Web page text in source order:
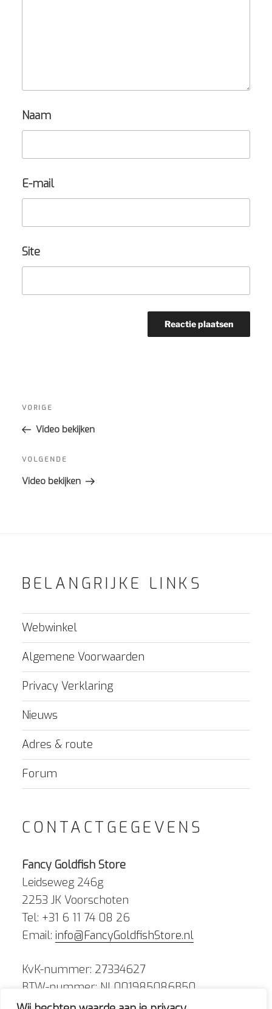
Naam
E-mail
Site
navigatie
Vorig
bericht
VORIGE
Video bekijken
Volgend
bericht
VOLGENDE
Video bekijken
BELANGRIJKE LINKS
Webwinkel
Algemene Voorwaarden
Privacy Verklaring
Nieuws
Adres & route
Forum
CONTACTGEGEVENS
Fancy Goldfish Store
Leidseweg 246g
2253 JK Voorschoten
Tel: +31 6 11 74 08 26
Email: info@FancyGoldfishStore.nl
KvK-nummer: 27334627
BTW-nummer: NL001985086B50